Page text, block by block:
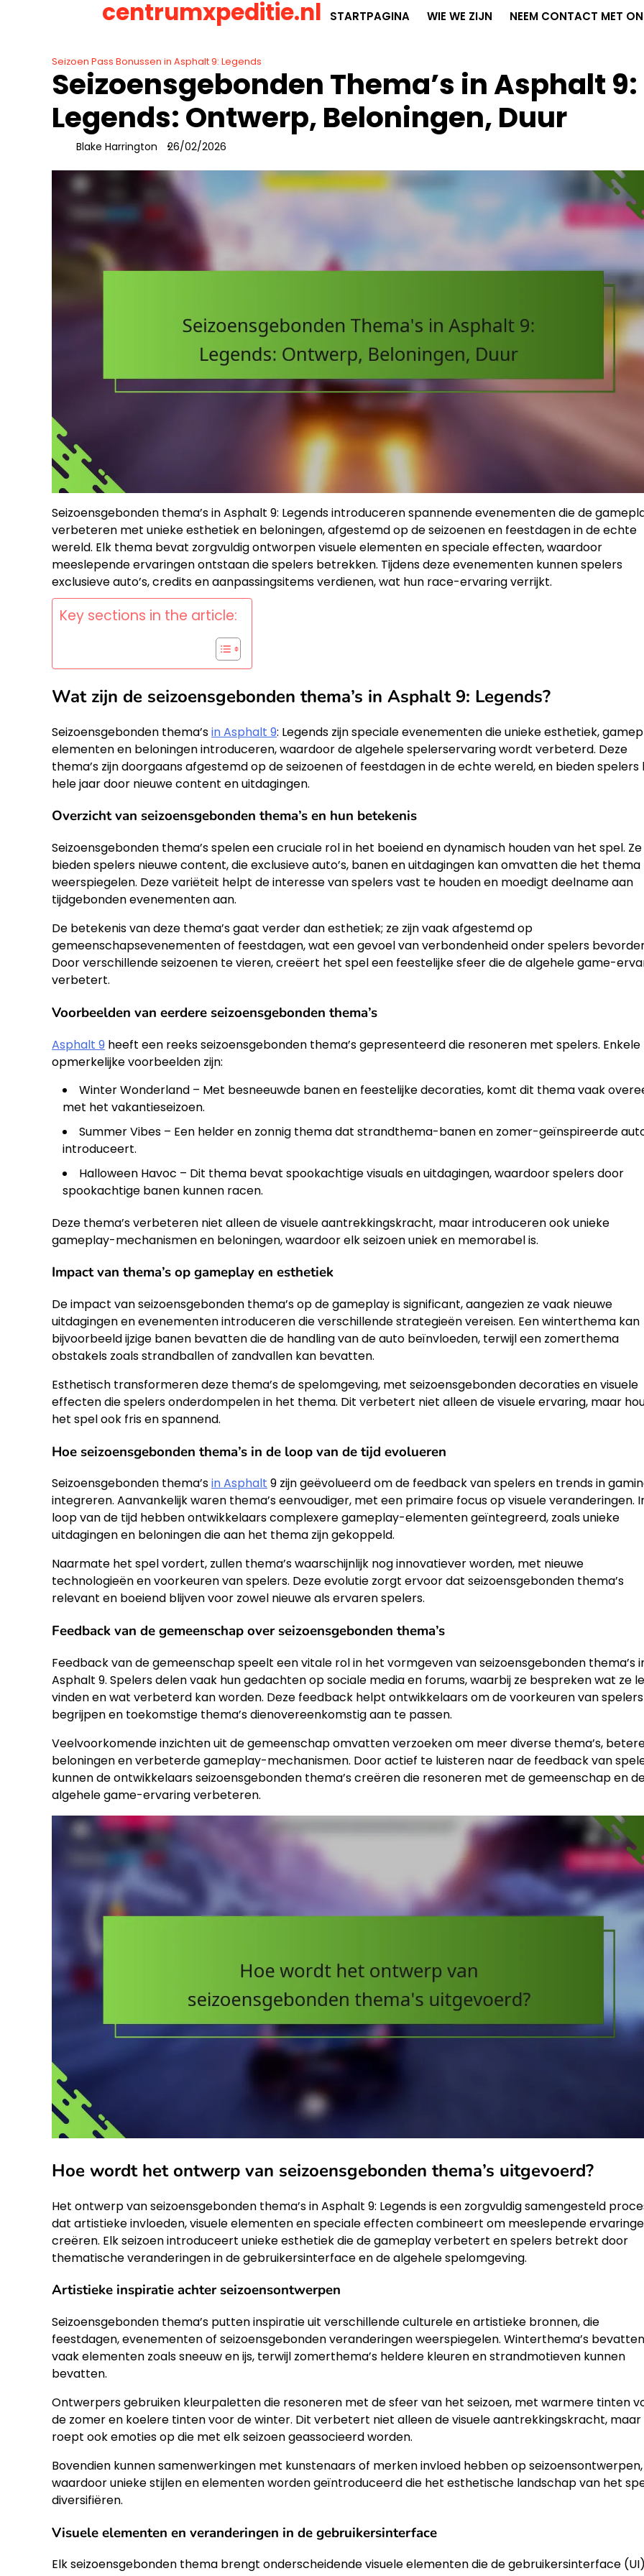
centrumxpeditie.nl STARTPAGINA WIE WE ZIJN NEEM CONTACT MET
Seizoen Pass Bonussen in Asphalt 9: Legends
Seizoensgebonden Thema’s in Asphalt 9:
Legends: Ontwerp, Beloningen, Duur
Blake Harrington 26/02/2026
Seizoensgebonden thema’s in Asphalt 9: Legends introduceren spannende evenementen die de
verbeteren met unieke esthetiek en beloningen, afgestemd op de seizoenen en feestdagen in de echte
wereld. Elk thema bevat zorgvuldig ontworpen visuele elementen en speciale effecten, waardoor
meeslepende ervaringen ontstaan die spelers betrekken. Tijdens deze evenementen kunnen spelers
exclusieve auto’s, credits en aanpassingsitems verdienen, wat hun race-ervaring verrijkt.
Key sections in the article:
Wat zijn de seizoensgebonden thema’s in Asphalt 9: Legends?
Seizoensgebonden thema’sin Asphalt 9: Legends zijn speciale evenementen die unieke esthetiek,
elementen en beloningen introduceren, waardoor de algehele spelerservaring wordt verbeterd. Deze
thema’s zijn doorgaans afgestemd op de seizoenen of feestdagen in de echte wereld, en bieden spelers
hele jaar door nieuwe content en uitdagingen.
Overzicht van seizoensgebonden thema’s en hun betekenis
Seizoensgebonden thema’s spelen een cruciale rol in het boeiend en dynamisch houden van het spel. Ze
bieden spelers nieuwe content, die exclusieve auto’s, banen en uitdagingen kan omvatten die het thema
weerspiegelen. Deze variëteit helpt de interesse van spelers vast te houden en moedigt deelname aan
tijdgebonden evenementen aan.
De betekenis van deze thema’s gaat verder dan esthetiek; ze zijn vaak afgestemd op
gemeenschapsevenementen of feestdagen, wat een gevoel van verbondenheid onder spelers
Door verschillende seizoenen te vieren, creëert het spel een feestelijke sfeer die de algehele game-
verbetert.
Voorbeelden van eerdere seizoensgebonden thema’s
Asphalt 9 heeft een reeks seizoensgebonden thema’s gepresenteerd die resoneren met spelers. Enkele
opmerkelijke voorbeelden zijn:
Winter Wonderland – Met besneeuwde banen en feestelijke decoraties, komt dit thema vaak
met het vakantieseizoen.
Summer Vibes – Een helder en zonnig thema dat strandthema-banen en zomer-geïnspireerde
introduceert.
Halloween Havoc – Dit thema bevat spookachtige visuals en uitdagingen, waardoor spelers door
spookachtige banen kunnen racen.
Deze thema’s verbeteren niet alleen de visuele aantrekkingskracht, maar introduceren ook unieke
gameplay-mechanismen en beloningen, waardoor elk seizoen uniek en memorabel is.
Impact van thema’s op gameplay en esthetiek
De impact van seizoensgebonden thema’s op de gameplay is significant, aangezien ze vaak nieuwe
uitdagingen en evenementen introduceren die verschillende strategieën vereisen. Een winterthema kan
bijvoorbeeld ijzige banen bevatten die de handling van de auto beïnvloeden, terwijl een zomerthema
obstakels zoals strandballen of zandvallen kan bevatten.
Esthetisch transformeren deze thema’s de spelomgeving, met seizoensgebonden decoraties en visuele
effecten die spelers onderdompelen in het thema. Dit verbetert niet alleen de visuele ervaring, maar
het spel ook fris en spannend.
Hoe seizoensgebonden thema’s in de loop van de tijd evolueren
Seizoensgebonden thema’sin Asphalt 9 zijn geëvolueerd om de feedback van spelers en trends in
integreren. Aanvankelijk waren thema’s eenvoudiger, met een primaire focus op visuele veranderingen.
loop van de tijd hebben ontwikkelaars complexere gameplay-elementen geïntegreerd, zoals unieke
uitdagingen en beloningen die aan het thema zijn gekoppeld.
Naarmate het spel vordert, zullen thema’s waarschijnlijk nog innovatiever worden, met nieuwe
technologieën en voorkeuren van spelers. Deze evolutie zorgt ervoor dat seizoensgebonden thema’s
relevant en boeiend blijven voor zowel nieuwe als ervaren spelers.
Feedback van de gemeenschap over seizoensgebonden thema’s
Feedback van de gemeenschap speelt een vitale rol in het vormgeven van seizoensgebonden thema’s
Asphalt 9. Spelers delen vaak hun gedachten op sociale media en forums, waarbij ze bespreken wat ze
vinden en wat verbeterd kan worden. Deze feedback helpt ontwikkelaars om de voorkeuren van
begrijpen en toekomstige thema’s dienovereenkomstig aan te passen.
Veelvoorkomende inzichten uit de gemeenschap omvatten verzoeken om meer diverse thema’s,
beloningen en verbeterde gameplay-mechanismen. Door actief te luisteren naar de feedback van
kunnen de ontwikkelaars seizoensgebonden thema’s creëren die resoneren met de gemeenschap en
algehele game-ervaring verbeteren.
Hoe wordt het ontwerp van seizoensgebonden thema’s uitgevoerd?
Het ontwerp van seizoensgebonden thema’s in Asphalt 9: Legends is een zorgvuldig samengesteld
dat artistieke invloeden, visuele elementen en speciale effecten combineert om meeslepende
creëren. Elk seizoen introduceert unieke esthetiek die de gameplay verbetert en spelers betrekt door
thematische veranderingen in de gebruikersinterface en de algehele spelomgeving.
Artistieke inspiratie achter seizoensontwerpen
Seizoensgebonden thema’s putten inspiratie uit verschillende culturele en artistieke bronnen, die
feestdagen, evenementen of seizoensgebonden veranderingen weerspiegelen. Winterthema’s bevatten
vaak elementen zoals sneeuw en ijs, terwijl zomerthema’s heldere kleuren en strandmotieven kunnen
bevatten.
Ontwerpers gebruiken kleurpaletten die resoneren met de sfeer van het seizoen, met warmere tinten
de zomer en koelere tinten voor de winter. Dit verbetert niet alleen de visuele aantrekkingskracht, maar
roept ook emoties op die met elk seizoen geassocieerd worden.
Bovendien kunnen samenwerkingen met kunstenaars of merken invloed hebben op seizoensontwerpen,
waardoor unieke stijlen en elementen worden geïntroduceerd die het esthetische landschap van het
diversifiëren.
Visuele elementen en veranderingen in de gebruikersinterface
Elk seizoensgebonden thema brengt onderscheidende visuele elementen die de gebruikersinterface (UI)